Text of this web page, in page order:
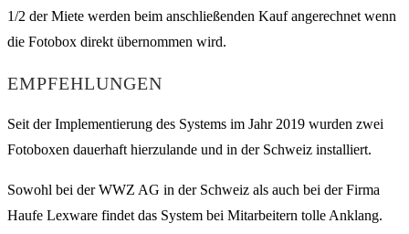
1/2 der Miete werden beim anschließenden Kauf angerechnet wenn
die Fotobox direkt übernommen wird.
EMPFEHLUNGEN
Seit der Implementierung des Systems im Jahr 2019 wurden zwei
Fotoboxen dauerhaft hierzulande und in der Schweiz installiert.
Sowohl bei der WWZ AG in der Schweiz als auch bei der Firma
Haufe Lexware findet das System bei Mitarbeitern tolle Anklang.